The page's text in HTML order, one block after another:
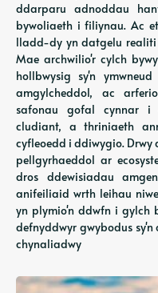
ddarparu adnoddau
bywoliaeth i filiynau. Ac
lladd-dy yn datgelu realiti
Mae archwilio'r cylch
hollbwysig sy'n
amgylcheddol, ac
safonau gofal cynnar i
cludiant, a thriniaeth
cyfleoedd i ddiwygio. Drwy
pellgyrhaeddol ar
dros ddewisiadau
anifeiliaid wrth leihau
yn plymio'n ddwfn i gylch
defnyddwyr gwybodus
chynaliadwy